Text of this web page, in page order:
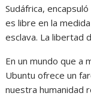
Sudáfrica,
es libre en la
esclava. La libertad
En un mundo que a
Ubuntu ofrece un
nuestra humanidad